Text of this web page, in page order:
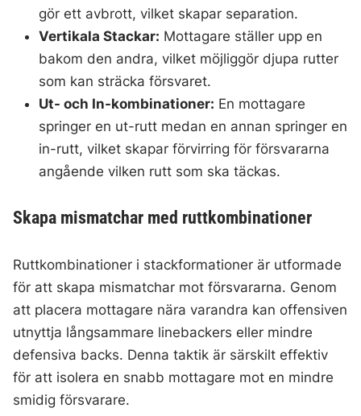
gör ett avbrott, vilket skapar separation.
Vertikala Stackar: Mottagare ställer upp en
bakom den andra, vilket möjliggör djupa rutter
som kan sträcka försvaret.
Ut- och In-kombinationer: En mottagare
springer en ut-rutt medan en annan springer en
in-rutt, vilket skapar förvirring för försvararna
angående vilken rutt som ska täckas.
Skapa mismatchar med ruttkombinationer
Ruttkombinationer i stackformationer är utformade
för att skapa mismatchar mot försvararna. Genom
att placera mottagare nära varandra kan offensiven
utnyttja långsammare linebackers eller mindre
defensiva backs. Denna taktik är särskilt effektiv
för att isolera en snabb mottagare mot en mindre
smidig försvarare.